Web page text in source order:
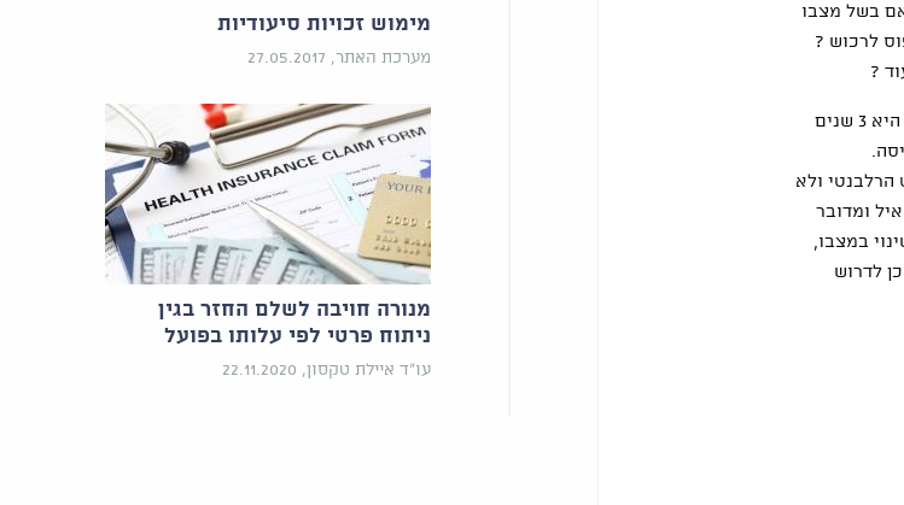
בשל מצבו
לרכוש ?
?
ברמת העקרון, תקופת ההתיישנות לתביעת סיעוד היא 3 שנים
ולא
ומדובר
במצבו,
אחורה וכן לדרוש
מימוש זכויות סיעודיות
מערכת האתר, 27.05.2017
מנורה חויבה לשלם החזר בגין
ניתוח פרטי לפי עלותו בפועל
עו"ד איילת טקסון, 22.11.2020